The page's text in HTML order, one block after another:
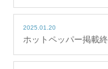
2025.01.20
ホットペッパー掲載